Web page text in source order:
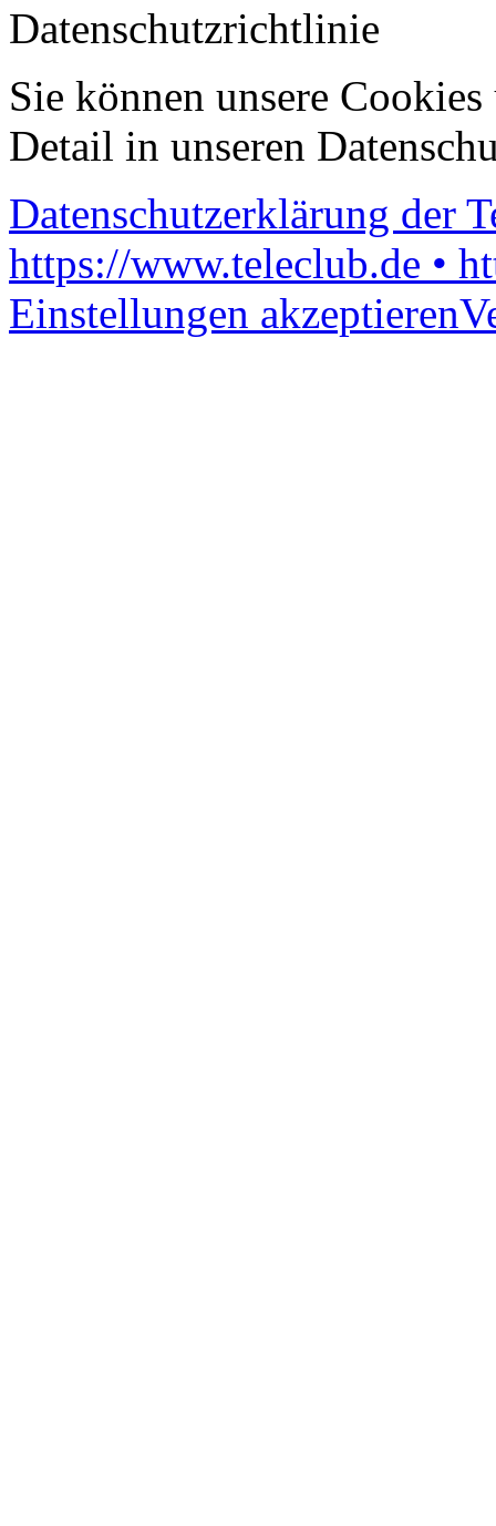
Datenschutzrichtlinie
Sie können unsere
Detail in unseren
Datenschutzerklärung der
https://www.teleclub.de •
Einstellungen akzeptieren